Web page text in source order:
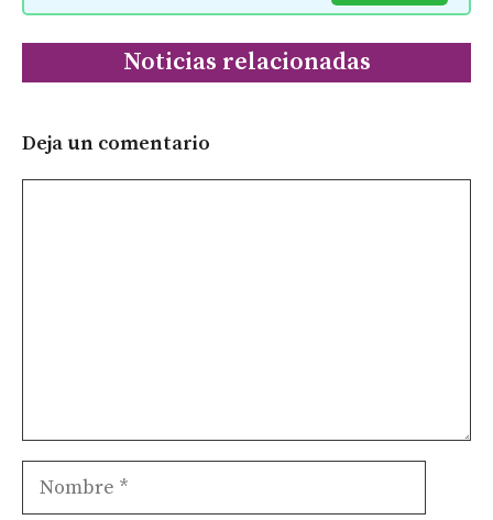
Noticias relacionadas
Deja un comentario
Nombre